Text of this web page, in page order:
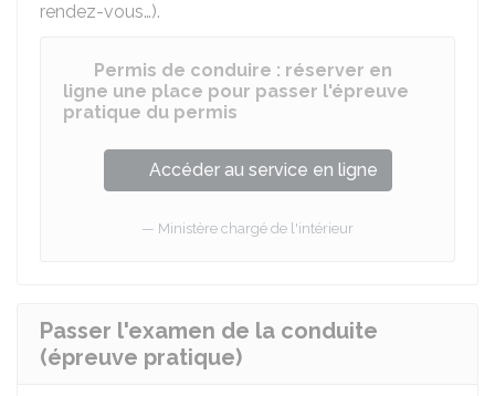
rendez-vous…).
Permis de conduire : réserver en
ligne une place pour passer l'épreuve
pratique du permis
Accéder au service en ligne
Ministère chargé de l'intérieur
Passer l'examen de la conduite
(épreuve pratique)